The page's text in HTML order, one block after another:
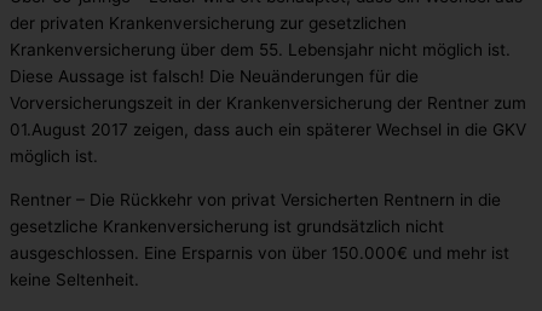
der privaten Krankenversicherung zur gesetzlichen
Krankenversicherung über dem 55. Lebensjahr nicht möglich ist.
Diese Aussage ist falsch! Die Neuänderungen für die
Vorversicherungszeit in der Krankenversicherung der Rentner zum
01.August 2017 zeigen, dass auch ein späterer Wechsel in die GKV
möglich ist.
Rentner – Die Rückkehr von privat Versicherten Rentnern in die
gesetzliche Krankenversicherung ist grundsätzlich nicht
ausgeschlossen. Eine Ersparnis von über 150.000€ und mehr ist
keine Seltenheit.